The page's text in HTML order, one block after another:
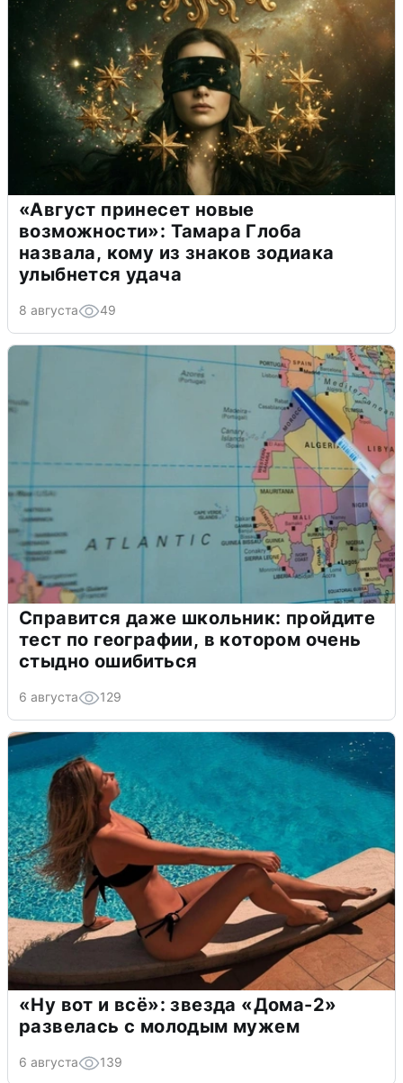
«Август принесет новые
возможности»: Тамара Глоба
назвала, кому из знаков зодиака
улыбнется удача
8 августа 49
Справится даже школьник: пройдите
тест по географии, в котором очень
стыдно ошибиться
6 августа 129
«Ну вот и всё»: звезда «Дома-2»
развелась с молодым мужем
6 августа 139